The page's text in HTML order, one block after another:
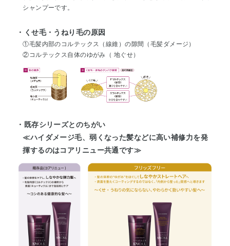
シャンプーです。
・くせ毛・うねり毛の原因
①毛髪内部のコルテックス（線維）の隙間（毛髪ダメージ）
②コルテックス自体のゆがみ（ 地ぐせ）
・既存シリーズとのちがい
≪ハイダメージ毛、弱くなった髪などに高い補修力を発
揮するのはコアリニュー共通です≫